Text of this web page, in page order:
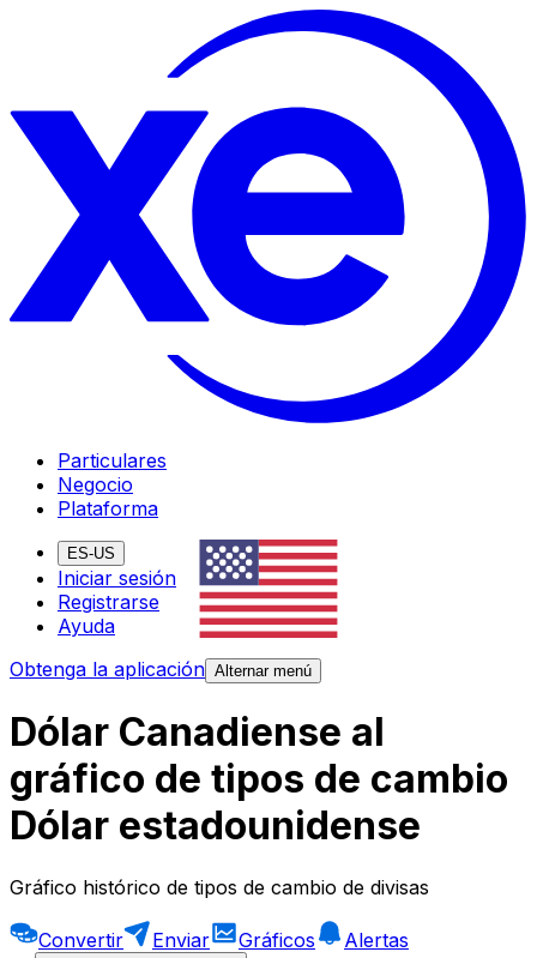
Particulares
Negocio
Plataforma
ES-US
Iniciar sesión
Registrarse
Ayuda
Obtenga la aplicación Alternar menú
Dólar Canadiense al
gráfico de tipos de cambio
Dólar estadounidense
Gráfico histórico de tipos de cambio de divisas
Convertir Enviar Gráficos
Alertas